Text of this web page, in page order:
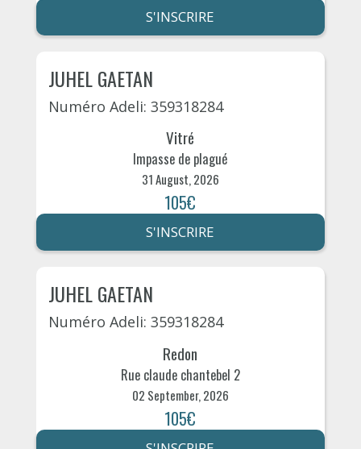
S'INSCRIRE
JUHEL GAETAN
Numéro Adeli: 359318284
Vitré
Impasse de plagué
31 August, 2026
105€
S'INSCRIRE
JUHEL GAETAN
Numéro Adeli: 359318284
Redon
Rue claude chantebel 2
02 September, 2026
105€